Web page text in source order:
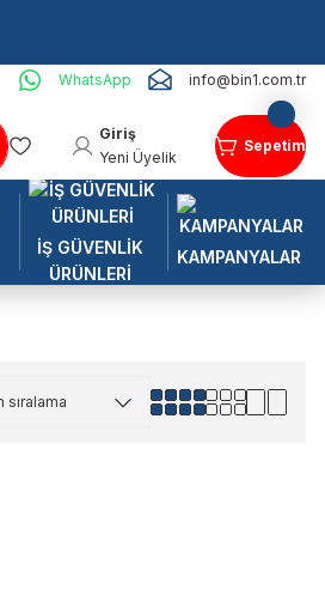
WhatsApp info@bin1.com.tr
Giriş
Yeni Üyelik
Sepetim
İŞ GÜVENLİK
ÜRÜNLERİ
KAMPANYALAR